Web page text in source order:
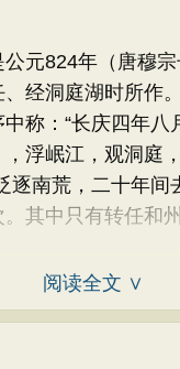
824年（唐穆宗
经洞庭湖时所作
称：“长庆四年八
浮岷江，观洞庭
逐南荒，二十年间
其中只有转任和
阅读全文 ∨